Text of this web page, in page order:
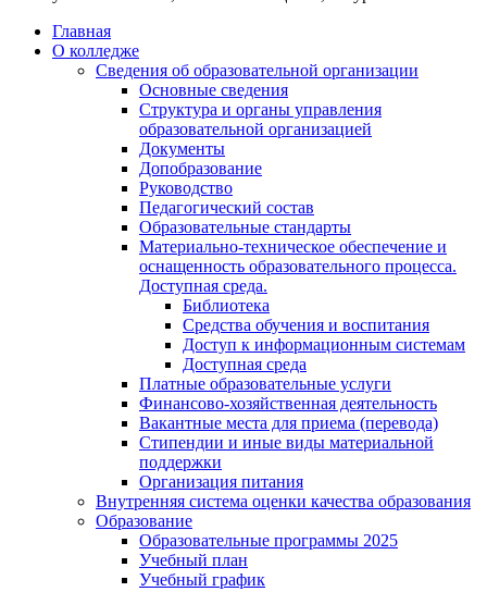
Главная
О колледже
Сведения об образовательной организации
Основные сведения
Структура и органы управления
образовательной организацией
Документы
Допобразование
Руководство
Педагогический состав
Образовательные стандарты
Материально-техническое обеспечение и
оснащенность образовательного процесса.
Доступная среда.
Библиотека
Средства обучения и воспитания
Доступ к информационным системам
Доступная среда
Платные образовательные услуги
Финансово-хозяйственная деятельность
Вакантные места для приема (перевода)
Стипендии и иные виды материальной
поддержки
Организация питания
Внутренняя система оценки качества образования
Образование
Образовательные программы 2025
Учебный план
Учебный график